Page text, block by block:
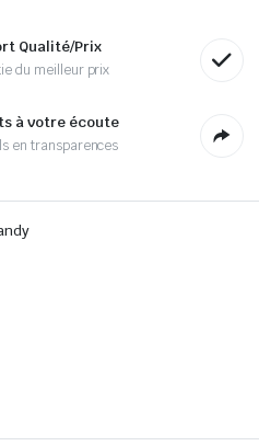
Qualité/Prix
du meilleur prix
à votre écoute
en transparences